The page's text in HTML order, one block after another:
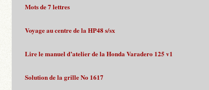
Mots de 7 lettres
Voyage au centre de la HP48 s/sx
Lire le manuel d’atelier de la Honda Varadero 125 v1
Solution de la grille No 1617